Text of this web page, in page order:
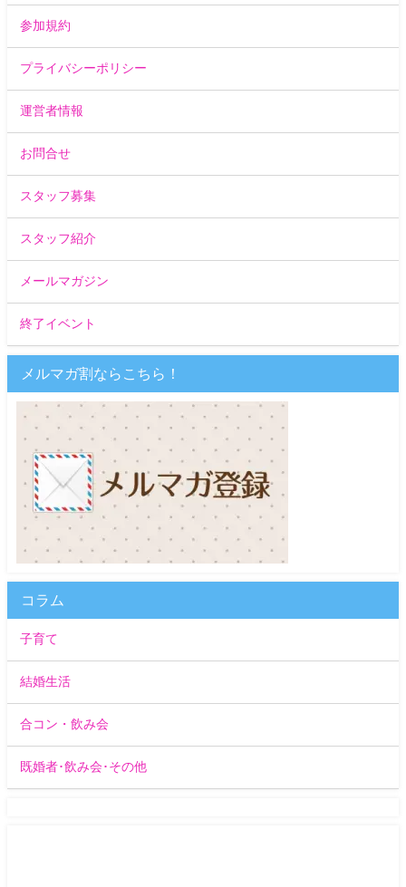
参加規約
プライバシーポリシー
運営者情報
お問合せ
スタッフ募集
スタッフ紹介
メールマガジン
終了イベント
メルマガ割ならこちら！
コラム
子育て
結婚生活
合コン・飲み会
既婚者･飲み会･その他